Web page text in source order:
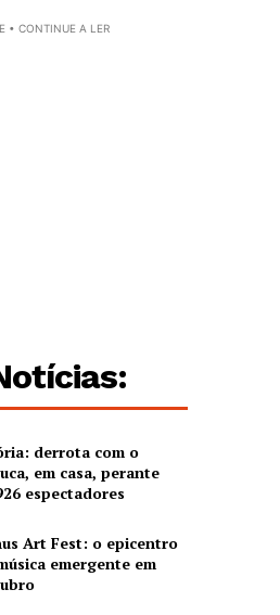
• CONTINUE A LER
derrota com o
em casa, perante
espectadores
Art Fest: o epicentro
emergente em